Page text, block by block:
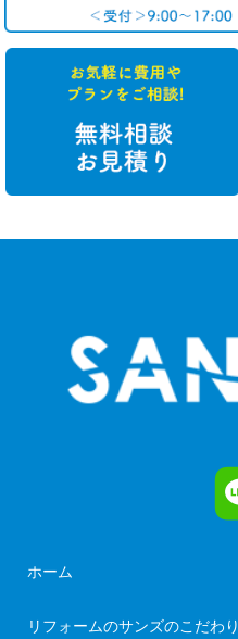
ホーム
リフォームのサンズのこだわり